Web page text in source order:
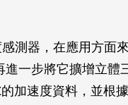
測器，在應用方面
一步將它擴增立體
加速度資料，並根